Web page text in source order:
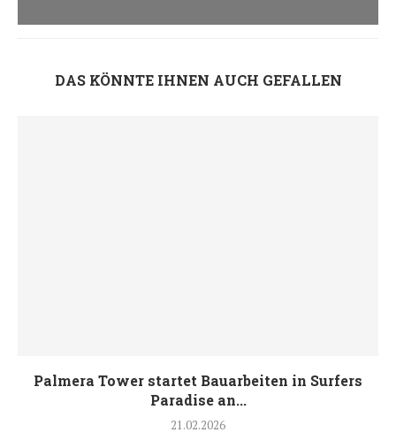
DAS KÖNNTE IHNEN AUCH GEFALLEN
Palmera Tower startet Bauarbeiten in Surfers
Paradise an...
21.02.2026